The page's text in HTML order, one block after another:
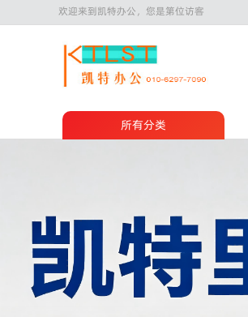
欢迎来到凯特办公，您是第位访客
所有分类